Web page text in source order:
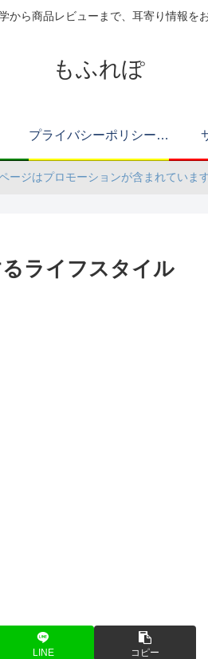
から商品レビューまで、耳寄り情報を
もふれぽ
プライバシーポリシー（改正電気通信事業法・外部送信規律に関する事項を含む）
ージはプロモーションが含まれていま
ライフスタイル
LINE コピー